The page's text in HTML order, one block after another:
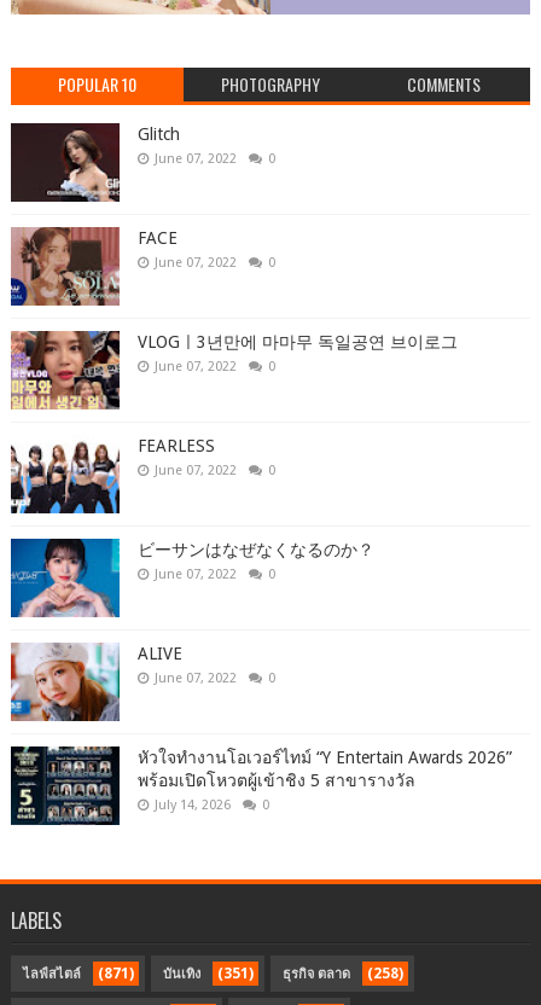
POPULAR 10 PHOTOGRAPHY COMMENTS
Glitch
June 07, 2022 0
FACE
June 07, 2022 0
VLOGㅣ3년만에 마마무 독일공연 브이로그
June 07, 2022 0
FEARLESS
June 07, 2022 0
ビーサンはなぜなくなるのか？
June 07, 2022 0
ALIVE
June 07, 2022 0
หัวใจทำงานโอเวอร์ไทม์ “Y Entertain Awards 2026”
พร้อมเปิดโหวตผู้เข้าชิง 5 สาขารางวัล
July 14, 2026 0
LABELS
ไลฟ์สไตล์ (871) บันเทิง (351) ธุรกิจ ตลาด (258)